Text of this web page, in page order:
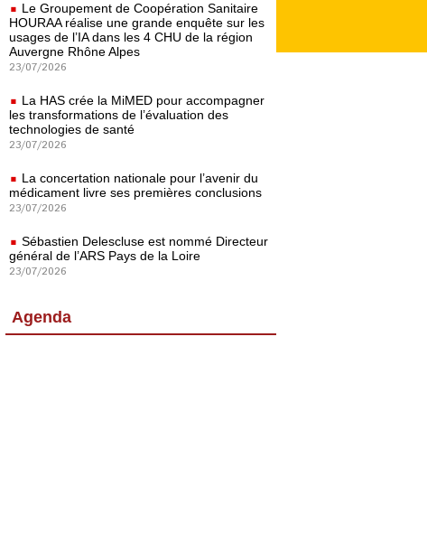
Le Groupement de Coopération Sanitaire
HOURAA réalise une grande enquête sur les
usages de l’IA dans les 4 CHU de la région
Auvergne Rhône Alpes
23/07/2026
La HAS crée la MiMED pour accompagner
les transformations de l’évaluation des
technologies de santé
23/07/2026
La concertation nationale pour l’avenir du
médicament livre ses premières conclusions
23/07/2026
Sébastien Delescluse est nommé Directeur
général de l’ARS Pays de la Loire
23/07/2026
Agenda